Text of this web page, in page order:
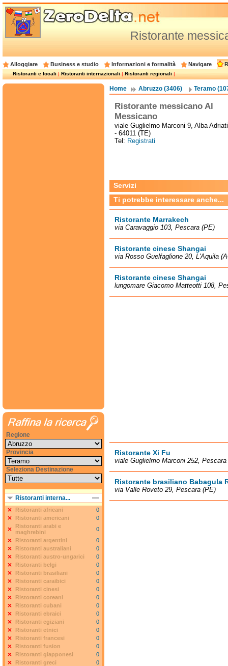
Ristorante
Alloggiare Business e studio Informazioni e formalità Navigare
Ristoranti e locali|Ristoranti internazionali|Ristoranti regionali|
Home Abruzzo (3406) Teramo
Ristorante messicano Al
Messicano
viale Guglielmo Marconi 9, Alba
- 64011 (TE)
Tel: Registrati
Servizi
Ti potrebbe interessare anche...
Ristorante Marrakech
via Caravaggio 103, Pescara (PE)
Ristorante cinese Shangai
via Rosso Guelfaglione 20, L'Aquila
Ristorante cinese Shangai
lungomare Giacomo Matteotti 108,
Ristorante Xi Fu
viale Guglielmo Marconi 252, Pescara
Ristorante brasiliano Babagula
via Valle Roveto 29, Pescara (PE)
Regione
Provincia
Seleziona Destinazione
Ristoranti interna...
Ristoranti africani
0
Ristoranti americani
0
Ristoranti arabi e
maghrebini
0
Ristoranti argentini
0
Ristoranti australiani
0
Ristoranti austro-ungarici
0
Ristoranti belgi
0
Ristoranti brasiliani
0
Ristoranti caraibici
0
Ristoranti cinesi
0
Ristoranti coreani
0
Ristoranti cubani
0
Ristoranti ebraici
0
Ristoranti egiziani
0
Ristoranti etnici
0
Ristoranti francesi
0
Ristoranti fusion
0
Ristoranti giapponesi
0
Ristoranti greci
0